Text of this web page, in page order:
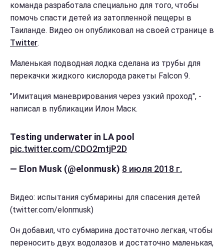
команда разработала специально для того, чтобы
помочь спасти детей из затопленной пещеры в
Таиланде. Видео он опубликовал на своей странице в
Twitter.
Маленькая подводная лодка сделана из трубы для
перекачки жидкого кислорода ракеты Falcon 9.
"Имитация маневрирования через узкий проход", -
написал в публикации Илон Маск.
Testing underwater in LA pool
pic.twitter.com/CDO2mtjP2D
— Elon Musk (@elonmusk) 8 июля 2018 г.
Видео: испытания субмарины для спасения детей
(twitter.com/elonmusk)
Он добавил, что субмарина достаточно легкая, чтобы
переносить двух водолазов и достаточно маленькая,